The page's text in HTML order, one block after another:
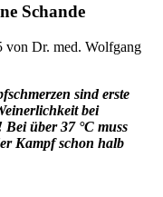
Schande
von Dr. med. Wolfgang
sind erste
bei
über 37 °C muss
Kampf schon halb